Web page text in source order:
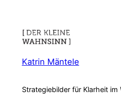
Katrin Mäntele
Strategiebilder für Klarheit im